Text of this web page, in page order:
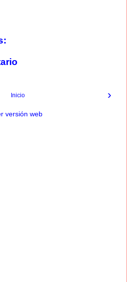
›
Inicio
versión web